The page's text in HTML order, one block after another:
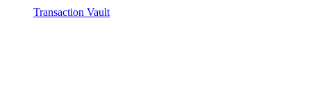
Transaction Vault